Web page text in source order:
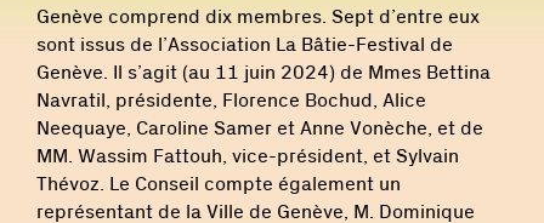
Genève comprend dix membres. Sept d’entre eux
sont issus de l’Association La Bâtie-Festival de
Genève. Il s’agit (au 11 juin 2024) de Mmes Bettina
Navratil, présidente, Florence Bochud, Alice
Neequaye, Caroline Samer et Anne Vonèche, et de
MM. Wassim Fattouh, vice-président, et Sylvain
Thévoz. Le Conseil compte également un
représentant de la Ville de Genève, M. Dominique